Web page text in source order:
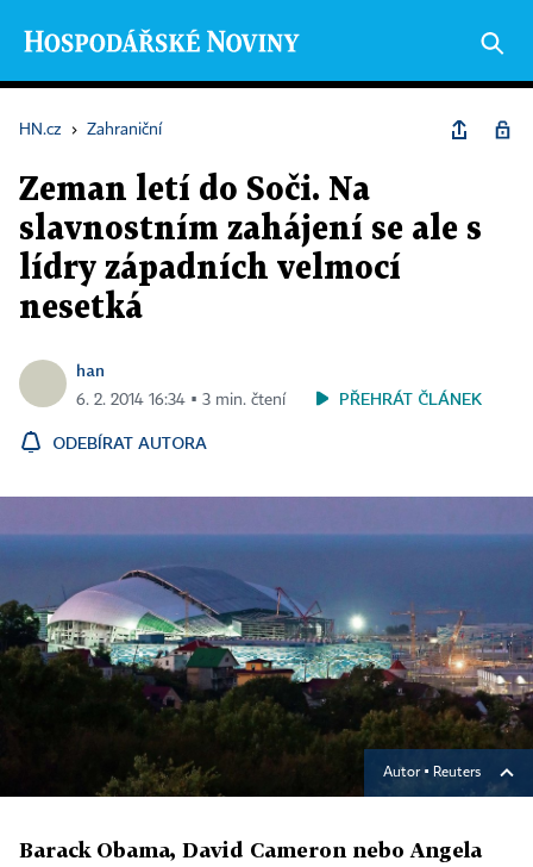
HN.cz › Zahraniční
Zeman letí do Soči. Na
slavnostním zahájení se ale s
lídry západních velmocí
nesetká
han
6. 2. 2014 16:34 ▪ 3 min. čtení PŘEHRÁT ČLÁNEK
ODEBÍRAT AUTORA
Autor ▪ Reuters
Barack Obama, David Cameron nebo Angela